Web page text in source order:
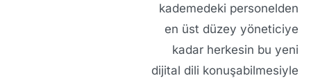
kademedeki personelden
en üst düzey yöneticiye
kadar herkesin bu yeni
dijital dili konuşabilmesiyle